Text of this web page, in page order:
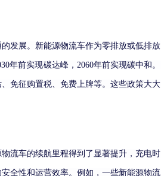
发展。新能源物流车作为零排放或低排放
年前实现碳达峰，2060年前实现碳中和。
免征购置税、免费上牌等。这些政策大大
流车的续航里程得到了显著提升，充电时
全性和运营效率。例如，一些新能源物流